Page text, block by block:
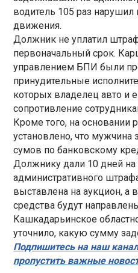
водитель 105 раз
движения.
Должник не уплатил
первоначальный срок.
управлением БПИ были
принудительные
которых владелец авто и
сопротивление
Кроме того, на основании
установлено, что
сумов по банковскому
Должнику дали 10 дней на
административного
выставлена на аукцион, а
средства будут
Кашкадарьинское
уточнило, какую сумму
Подпишитесь на наш
пропустить важные